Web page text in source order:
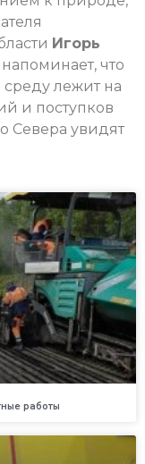
Игорь
что
среду лежит на
и поступков
Севера увидят
работы